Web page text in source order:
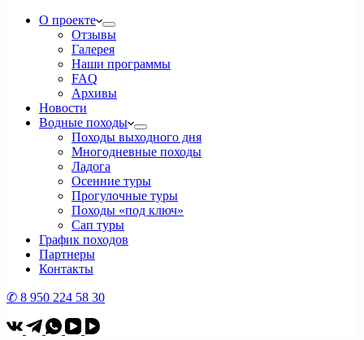
О проекте
Отзывы
Галерея
Наши программы
FAQ
Архивы
Новости
Водные походы
Походы выходного дня
Многодневные походы
Ладога
Осенние туры
Прогулочные туры
Походы «под ключ»
Сап туры
График походов
Партнеры
Контакты
✆ 8 950 224 58 30